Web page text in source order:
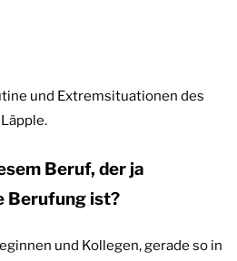
und Extremsituationen des
Beruf, der ja
Berufung ist?
und Kollegen, gerade so in